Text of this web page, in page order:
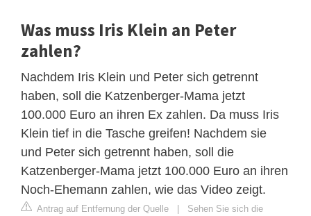
Was muss Iris Klein an Peter
zahlen?
Nachdem Iris Klein und Peter sich getrennt
haben, soll die Katzenberger-Mama jetzt
100.000 Euro an ihren Ex zahlen. Da muss Iris
Klein tief in die Tasche greifen! Nachdem sie
und Peter sich getrennt haben, soll die
Katzenberger-Mama jetzt 100.000 Euro an ihren
Noch-Ehemann zahlen, wie das Video zeigt.
Antrag auf Entfernung der Quelle | Sehen Sie sich die